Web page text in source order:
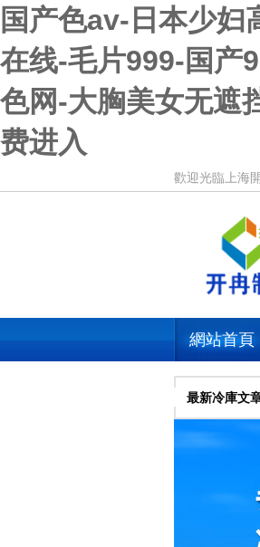
国产色av-日本少妇
在线-毛片999-国产
色网-大胸美女无遮
费进入
歡迎光臨上海
網站首頁
最新冷庫文